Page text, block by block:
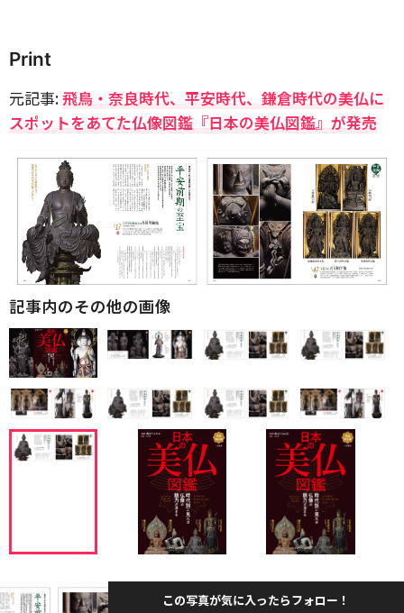
Print
元記事:飛鳥・奈良時代、平安時代、鎌倉時代の美仏に
スポットをあてた仏像図鑑『日本の美仏図鑑』が発売
記事内のその他の画像
この写真が気に入ったらフォロー！